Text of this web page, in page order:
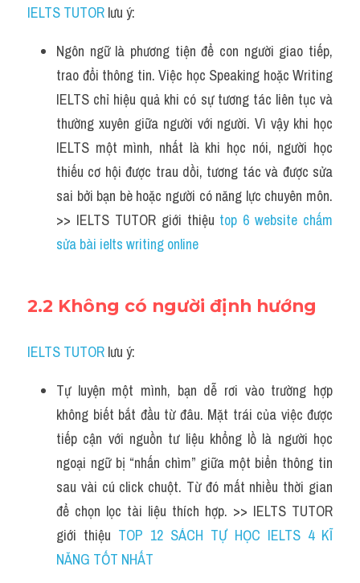
IELTS TUTOR lưu ý:
Ngôn ngữ là phương tiện để con người giao tiếp,
trao đổi thông tin. Việc học Speaking hoặc Writing
IELTS chỉ hiệu quả khi có sự tương tác liên tục và
thường xuyên giữa người với người. Vì vậy khi học
IELTS một mình, nhất là khi học nói, người học
thiếu cơ hội được trau dồi, tương tác và được sửa
sai bởi bạn bè hoặc người có năng lực chuyên môn.
>> IELTS TUTOR giới thiệu top 6 website chấm
sửa bài ielts writing online
2.2 Không có người định hướng
IELTS TUTOR lưu ý:
Tự luyện một mình, bạn dễ rơi vào trường hợp
không biết bắt đầu từ đâu. Mặt trái của việc được
tiếp cận với nguồn tư liệu khổng lồ là người học
ngoại ngữ bị “nhấn chìm” giữa một biển thông tin
sau vài cú click chuột. Từ đó mất nhiều thời gian
để chọn lọc tài liệu thích hợp. >> IELTS TUTOR
giới thiệu TOP 12 SÁCH TỰ HỌC IELTS 4 KĨ
NĂNG TỐT NHẤT